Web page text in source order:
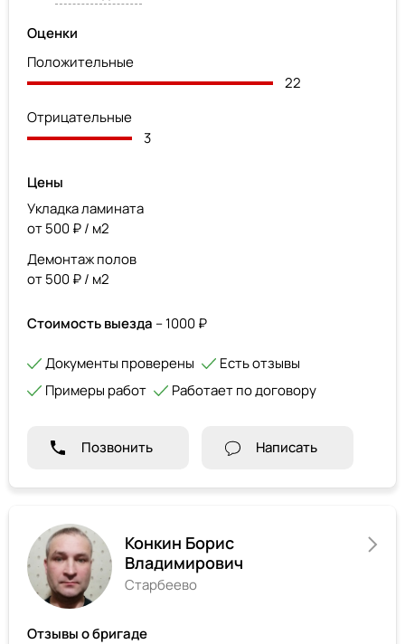
Оценки
Положительные
22
Отрицательные
3
Цены
Укладка ламината
от 500 ₽ / м2
Демонтаж полов
от 500 ₽ / м2
Стоимость выезда – 1000 ₽
Документы проверены
Есть отзывы
Примеры работ
Работает по договору
Позвонить Написать
Конкин Борис
Владимирович
Старбеево
Отзывы о бригаде